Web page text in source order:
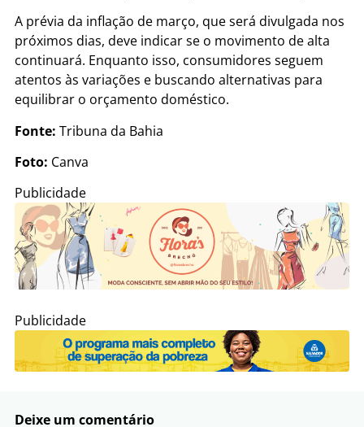
A prévia da inflação de março, que será divulgada nos
próximos dias, deve indicar se o movimento de alta
continuará. Enquanto isso, consumidores seguem
atentos às variações e buscando alternativas para
equilibrar o orçamento doméstico.
Fonte: Tribuna da Bahia
Foto: Canva
Publicidade
Publicidade
Deixe um comentário